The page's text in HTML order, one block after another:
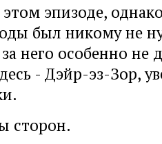
эпизоде,
был никому не
него особенно не
- Дэйр-эз-Зор,
сторон.